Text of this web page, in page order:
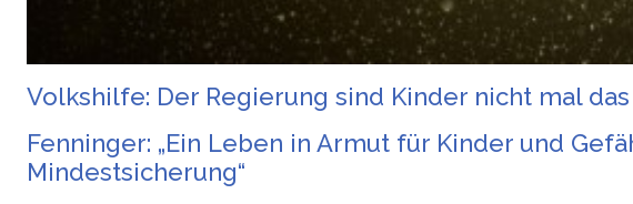
Volkshilfe: Der Regierung sind Kinder nicht mal
Fenninger: „Ein Leben in Armut für Kinder und
Mindestsicherung“